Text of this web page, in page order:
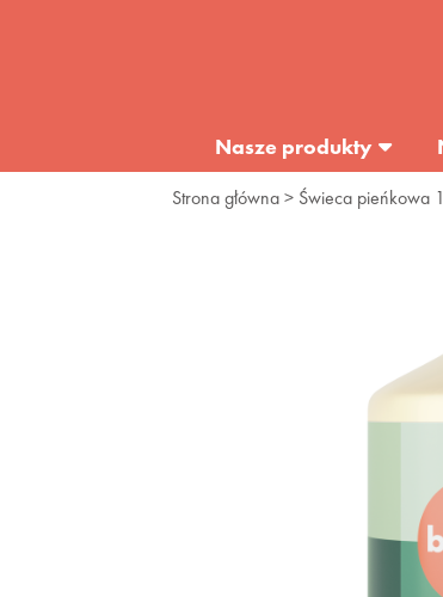
Nasze produkty
Strona główna> Świeca pieńkowa